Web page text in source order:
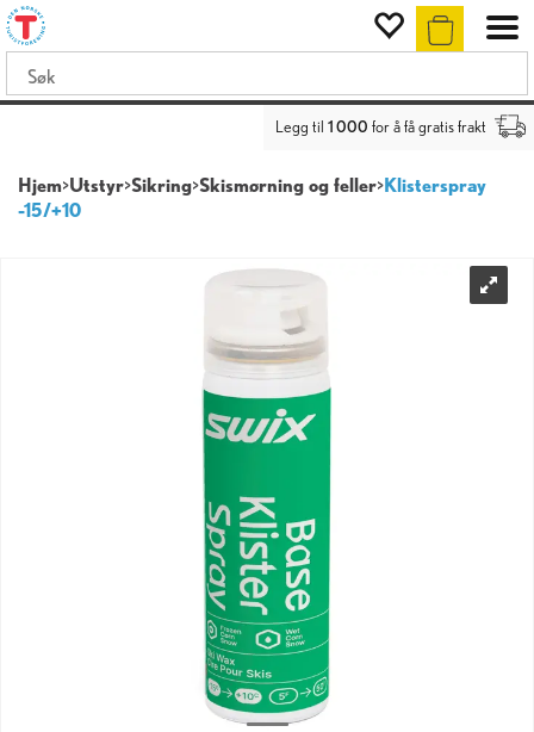
Legg til 1 000 for å få gratis frakt
Hjem>Utstyr>Sikring>Skismørning og feller>Klisterspray
-15/+10